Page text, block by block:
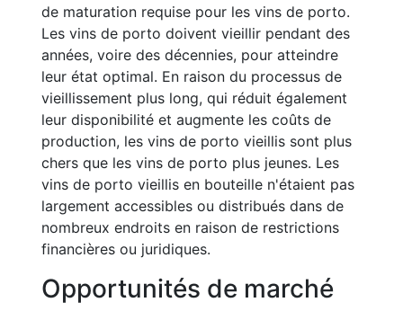
de maturation requise pour les vins de porto.
Les vins de porto doivent vieillir pendant des
années, voire des décennies, pour atteindre
leur état optimal. En raison du processus de
vieillissement plus long, qui réduit également
leur disponibilité et augmente les coûts de
production, les vins de porto vieillis sont plus
chers que les vins de porto plus jeunes. Les
vins de porto vieillis en bouteille n'étaient pas
largement accessibles ou distribués dans de
nombreux endroits en raison de restrictions
financières ou juridiques.
Opportunités de marché